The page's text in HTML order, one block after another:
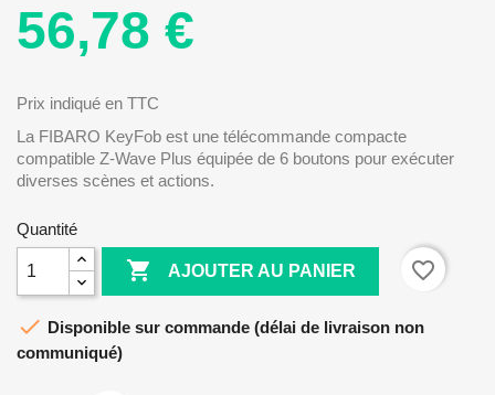
56,78 €
Prix indiqué en TTC
La FIBARO KeyFob est une télécommande compacte
compatible Z-Wave Plus équipée de 6 boutons pour exécuter
diverses scènes et actions.
Quantité
 AJOUTER AU PANIER favorite_border
 Disponible sur commande (délai de livraison non
communiqué)